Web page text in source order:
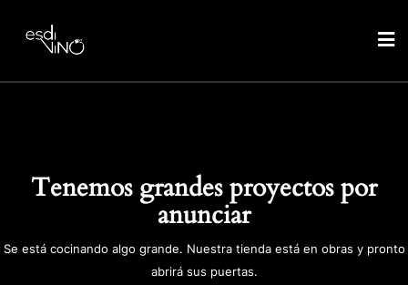
Tenemos grandes proyectos por
anunciar
Se está cocinando algo grande. Nuestra tienda está en obras y pronto
abrirá sus puertas.